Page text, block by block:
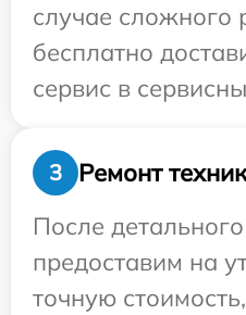
случае сложного
бесплатно
сервис в
3
Ремонт
После
предоставим на
точную